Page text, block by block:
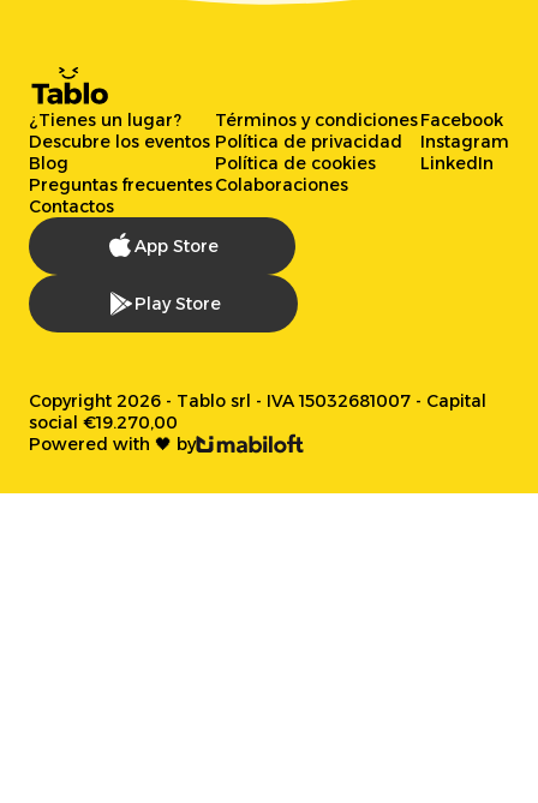
¿Tienes un lugar?
Descubre los eventos
Blog
Preguntas frecuentes
Contactos
Términos y condiciones
Política de privacidad
Política de cookies
Colaboraciones
Facebook
Instagram
LinkedIn
App Store
Play Store
Copyright 2026 - Tablo srl - IVA 15032681007 - Capital
social €19.270,00
Powered with 🖤 by